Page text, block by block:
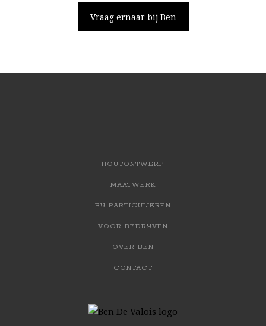
Vraag ernaar bij Ben
HOUTONTWERP
MAATWERK
BIJ PARTICULIEREN
VOOR BEDRIJVEN
OVER BEN
CONTACT